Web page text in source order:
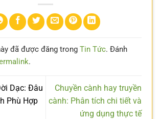
đã được đăng trong Tin Tức. Đánh
.
Dạc: Đâu
Phù Hợp
Chuyền cành hay truyền
cành: Phân tích chi tiết và
ứng dụng thực tế